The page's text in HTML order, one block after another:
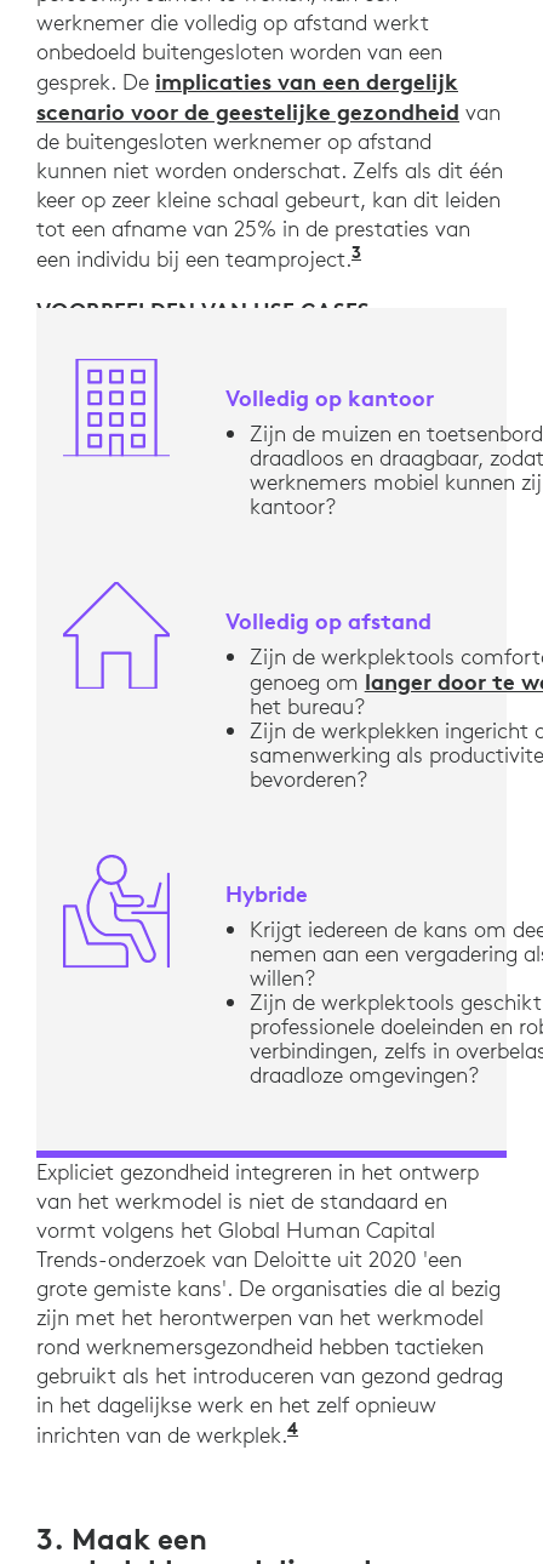
werknemer die volledig op afstand werkt
onbedoeld buitengesloten worden van een
gesprek. De implicaties van een dergelijk
scenario voor de geestelijke gezondheid van
de buitengesloten werknemer op afstand
kunnen niet worden onderschat. Zelfs als dit één
keer op zeer kleine schaal gebeurt, kan dit leiden
tot een afname van 25% in de prestaties van
een individu bij een teamproject.3
VOORBEELDEN VAN USE CASES
Volledig op kantoor
Zijn de muizen en
draadloos en draagbaar, zodat
werknemers mobiel kunnen
kantoor?
Volledig op afstand
Zijn de werkplektools
genoeg om langer door te
het bureau?
Zijn de werkplekken ingericht
samenwerking als
bevorderen?
Hybride
Krijgt iedereen de kans om
nemen aan een vergadering
willen?
Zijn de werkplektools
professionele doeleinden en
verbindingen, zelfs in
draadloze omgevingen?
Expliciet gezondheid integreren in het ontwerp
van het werkmodel is niet de standaard en
vormt volgens het Global Human Capital
Trends-onderzoek van Deloitte uit 2020 'een
grote gemiste kans'. De organisaties die al bezig
zijn met het herontwerpen van het werkmodel
rond werknemersgezondheid hebben tactieken
gebruikt als het introduceren van gezond gedrag
in het dagelijkse werk en het zelf opnieuw
inrichten van de werkplek.4
3. Maak een